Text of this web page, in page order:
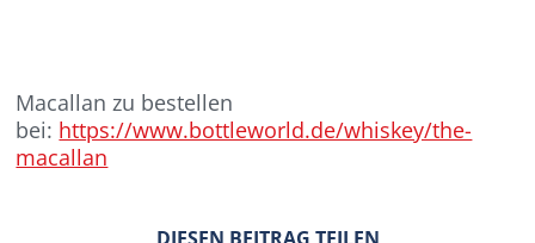
Macallan zu bestellen
bei: https://www.bottleworld.de/whiskey/the-
macallan